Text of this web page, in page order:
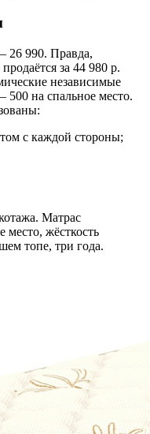
26 990. Правда,
за 44 980 р.
независимые
на спальное место.
с каждой стороны;
Матрас
место, жёсткость
топе, три года.